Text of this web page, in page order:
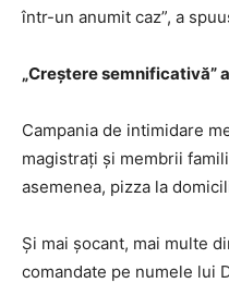
într-un anumit caz”, a
„Creştere semnificativă”
Campania de intimidare
magistraţi şi membrii
asemenea, pizza la
Şi mai şocant, mai multe
comandate pe numele lui